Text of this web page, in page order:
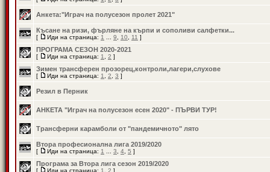
Анкета:"Играч на полусезон пролет 2021"
Късане на ризи, фърляне на кърпи и сополиви салфетки...
[ Иди на страница: 1 9 10 11 ]
ПРОГРАМА СЕЗОН 2020-2021
[ Иди на страница: 1 2 ]
Зимен трансферен прозорец,контроли,лагери,слухове
[ Иди на страница: 1 2 3 ]
Резил в Перник
АНКЕТА "Играч на полусезон есен 2020" - ПЪРВИ ТУР!
Трансферни карамболи от "пандемичното" лято
Втора професионална лига 2019/2020
[ Иди на страница: 1 3 4 5 ]
Програма за Втора лига сезон 2019/2020
[ Иди на страница: 1 2 ]